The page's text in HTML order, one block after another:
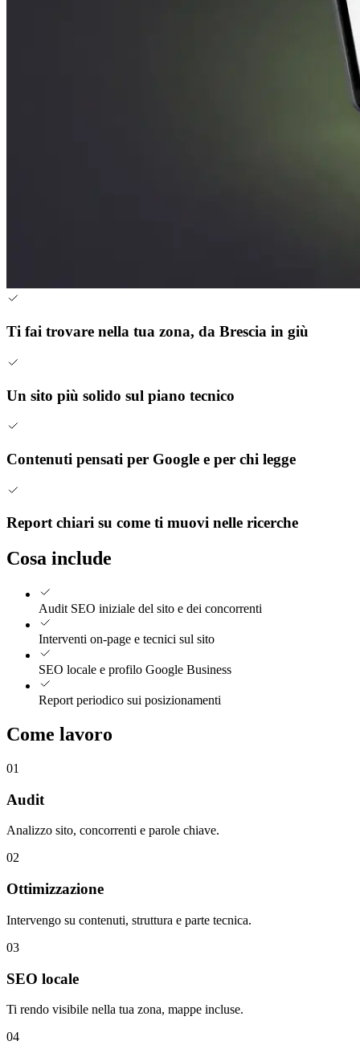
Ti fai trovare nella tua zona, da Brescia in giù
Un sito più solido sul piano tecnico
Contenuti pensati per Google e per chi legge
Report chiari su come ti muovi nelle ricerche
Cosa include
Audit SEO iniziale del sito e dei concorrenti
Interventi on-page e tecnici sul sito
SEO locale e profilo Google Business
Report periodico sui posizionamenti
Come lavoro
01
Audit
Analizzo sito, concorrenti e parole chiave.
02
Ottimizzazione
Intervengo su contenuti, struttura e parte tecnica.
03
SEO locale
Ti rendo visibile nella tua zona, mappe incluse.
04